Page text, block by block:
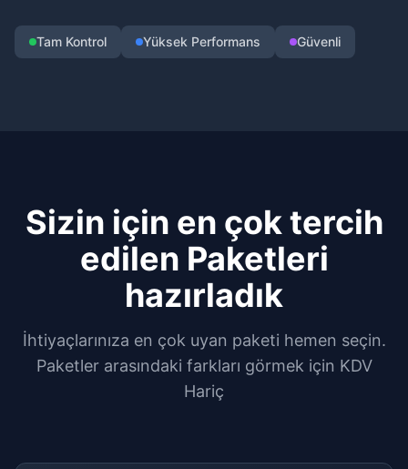
Tam Kontrol Yüksek Performans Güvenli
Sizin için en çok tercih
edilen Paketleri
hazırladık
İhtiyaçlarınıza en çok uyan paketi hemen seçin.
Paketler arasındaki farkları görmek için KDV
Hariç